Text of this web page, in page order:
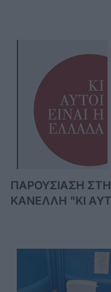
ΠΑΡΟΥΣΙΑΣΗ
ΚΑΝΕΛΛΗ "ΚΙ